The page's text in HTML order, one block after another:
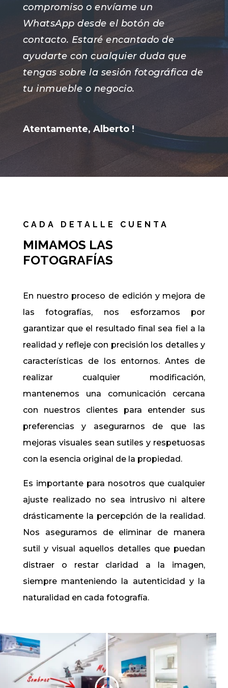
compromiso o envíame un
WhatsApp desde el botón de
contacto. Estaré encantado de
ayudarte con cualquier duda que
tengas sobre la sesión fotográfica de
tu inmueble o negocio.
Atentamente, Alberto !
CADA DETALLE CUENTA
MIMAMOS LAS
FOTOGRAFÍAS
En nuestro proceso de edición y mejora de
las fotografías, nos esforzamos por
garantizar que el resultado final sea fiel a la
realidad y refleje con precisión los detalles y
características de los entornos. Antes de
realizar cualquier modificación,
mantenemos una comunicación cercana
con nuestros clientes para entender sus
preferencias y asegurarnos de que las
mejoras visuales sean sutiles y respetuosas
con la esencia original de la propiedad.
Es importante para nosotros que cualquier
ajuste realizado no sea intrusivo ni altere
drásticamente la percepción de la realidad.
Nos aseguramos de eliminar de manera
sutil y visual aquellos detalles que puedan
distraer o restar claridad a la imagen,
siempre manteniendo la autenticidad y la
naturalidad en cada fotografía.